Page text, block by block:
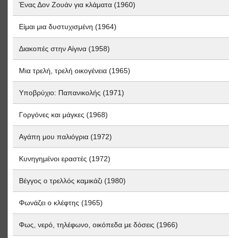
Ένας Δον Ζουάν για κλάματα (1960)
Είμαι μια δυστυχισμένη (1964)
Διακοπές στην Αίγινα (1958)
Μια τρελή, τρελή οικογένεια (1965)
Υποβρύχιο: Παπανικολής (1971)
Γοργόνες και μάγκες (1968)
Αγάπη μου παλιόγρια (1972)
Κυνηγημένοι εραστές (1972)
Βέγγος ο τρελλός καμικάζι (1980)
Φωνάζει ο κλέφτης (1965)
Φως, νερό, τηλέφωνο, οικόπεδα με δόσεις (1966)